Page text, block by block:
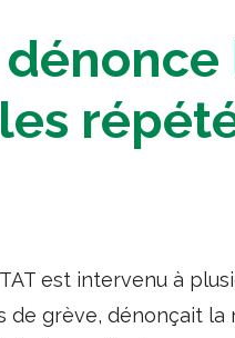
est intervenu à
de grève, dénonçait